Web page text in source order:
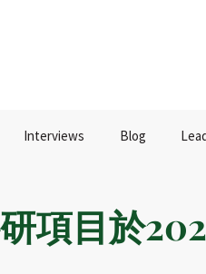
Interviews Blog
項目於